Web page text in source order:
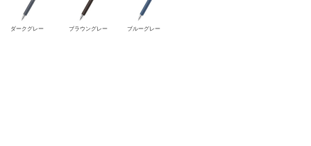
ダークグレー ブラウングレー ブルーグレー